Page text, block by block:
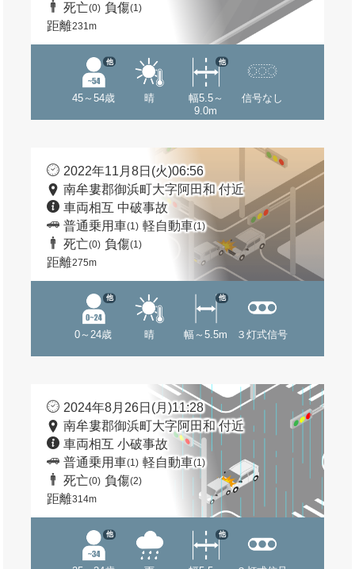
死亡(0) 負傷(1)
距離231m
45～54歳
他
晴
幅5.5～
9.0m
他
信号なし
2022年11月8日(火)06:56
南牟婁郡御浜町大字阿田和 付近
車両相互 中破事故
普通乗用車(1) 軽自動車(1)
死亡(0) 負傷(1)
距離275m
0～24歳
他
晴 幅～5.5m
他
３灯式信号
2024年8月26日(月)11:28
南牟婁郡御浜町大字阿田和 付近
車両相互 小破事故
普通乗用車(1) 軽自動車(1)
死亡(0) 負傷(2)
距離314m
他 他